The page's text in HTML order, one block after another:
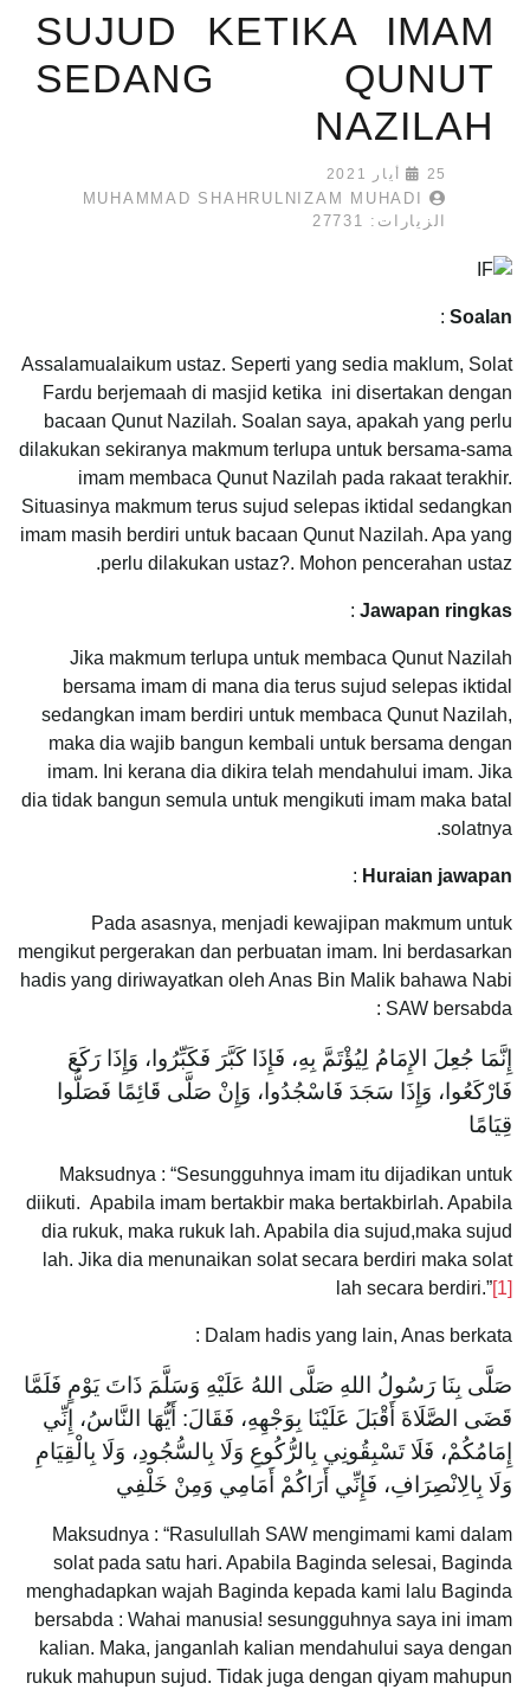
SUJUD KETIKA IMAM
SEDANG QUNUT
NAZILAH
25 أيار 2021
MUHAMMAD SHAHRULNIZAM MUHADI
الزيارات: 27731
Soalan
:
Assalamualaikum ustaz. Seperti yang sedia maklum, Solat
Fardu berjemaah di masjid ketika ini disertakan dengan
bacaan Qunut Nazilah. Soalan saya, apakah yang perlu
dilakukan sekiranya makmum terlupa untuk bersama-sama
imam membaca Qunut Nazilah pada rakaat terakhir.
Situasinya makmum terus sujud selepas iktidal sedangkan
imam masih berdiri untuk bacaan Qunut Nazilah. Apa yang
perlu dilakukan ustaz?. Mohon pencerahan ustaz.
Jawapan ringkas
:
Jika makmum terlupa untuk membaca Qunut Nazilah
bersama imam di mana dia terus sujud selepas iktidal
sedangkan imam berdiri untuk membaca Qunut Nazilah,
maka dia wajib bangun kembali untuk bersama dengan
imam. Ini kerana dia dikira telah mendahului imam. Jika
dia tidak bangun semula untuk mengikuti imam maka batal
solatnya.
Huraian jawapan
:
Pada asasnya, menjadi kewajipan makmum untuk
mengikut pergerakan dan perbuatan imam. Ini berdasarkan
hadis yang diriwayatkan oleh Anas Bin Malik bahawa Nabi
SAW bersabda :
‌إِنَّمَا ‌جُعِلَ ‌الإِمَامُ لِيُؤْتَمَّ بِهِ، فَإِذَا كَبَّرَ فَكَبِّرُوا، وَإِذَا رَكَعَ
فَارْكَعُوا، وَإِذَا سَجَدَ فَاسْجُدُوا، وَإِنْ صَلَّى قَائِمًا فَصَلُّوا
قِيَامًا
Maksudnya : “Sesungguhnya imam itu dijadikan untuk
diikuti. Apabila imam bertakbir maka bertakbirlah. Apabila
dia rukuk, maka rukuk lah. Apabila dia sujud,maka sujud
lah. Jika dia menunaikan solat secara berdiri maka solat
lah secara berdiri.”[1]
Dalam hadis yang lain, Anas berkata :
صَلَّى بِنَا رَسُولُ اللهِ صَلَّى اللهُ عَلَيْهِ وَسَلَّمَ ذَاتَ يَوْمٍ فَلَمَّا
قَضَى الصَّلَاةَ أَقْبَلَ عَلَيْنَا بِوَجْهِهِ، فَقَالَ: أَيُّهَا النَّاسُ، إِنِّي
إِمَامُكُمْ، فَلَا تَسْبِقُونِي بِالرُّكُوعِ وَلَا بِالسُّجُودِ، وَلَا بِالْقِيَامِ
‌وَلَا ‌بِالِانْصِرَافِ، فَإِنِّي أَرَاكُمْ أَمَامِي وَمِنْ خَلْفِي
Maksudnya : “Rasulullah SAW mengimami kami dalam
solat pada satu hari. Apabila Baginda selesai, Baginda
menghadapkan wajah Baginda kepada kami lalu Baginda
bersabda : Wahai manusia! sesungguhnya saya ini imam
kalian. Maka, janganlah kalian mendahului saya dengan
rukuk mahupun sujud. Tidak juga dengan qiyam mahupun